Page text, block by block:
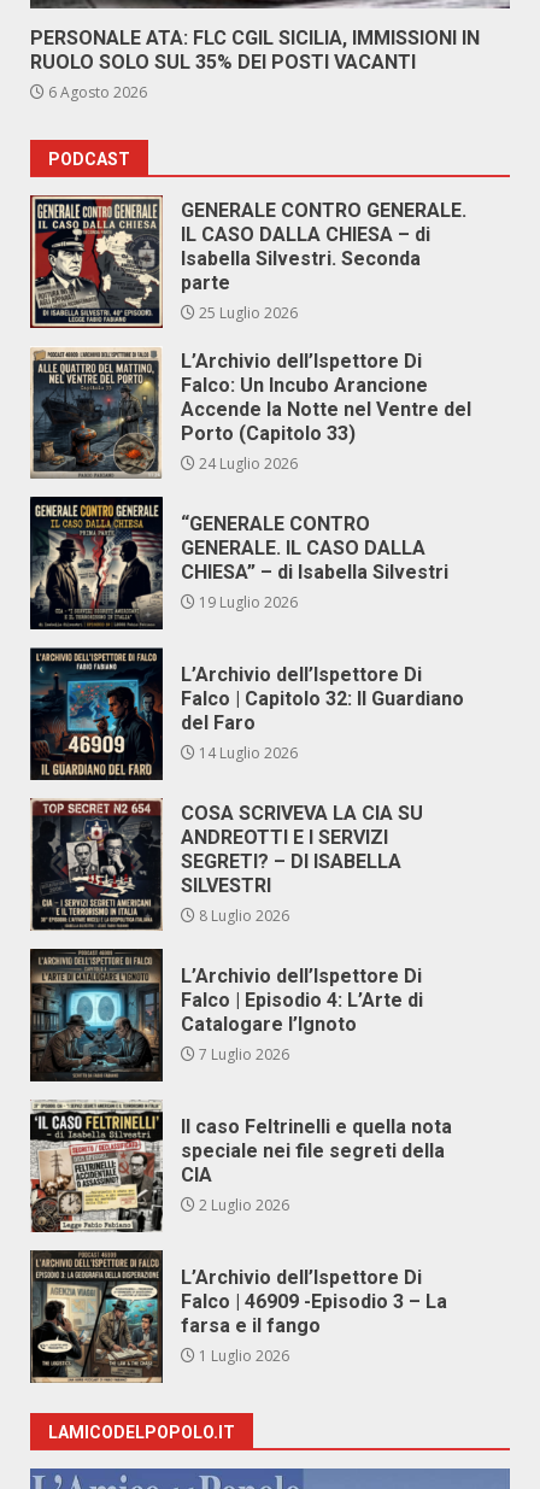
PERSONALE ATA: FLC CGIL SICILIA, IMMISSIONI IN
RUOLO SOLO SUL 35% DEI POSTI VACANTI
6 Agosto 2026
PODCAST
GENERALE CONTRO GENERALE.
IL CASO DALLA CHIESA – di
Isabella Silvestri. Seconda
parte
25 Luglio 2026
L’Archivio dell’Ispettore Di
Falco: Un Incubo Arancione
Accende la Notte nel Ventre del
Porto (Capitolo 33)
24 Luglio 2026
“GENERALE CONTRO
GENERALE. IL CASO DALLA
CHIESA” – di Isabella Silvestri
19 Luglio 2026
L’Archivio dell’Ispettore Di
Falco | Capitolo 32: Il Guardiano
del Faro
14 Luglio 2026
COSA SCRIVEVA LA CIA SU
ANDREOTTI E I SERVIZI
SEGRETI? – DI ISABELLA
SILVESTRI
8 Luglio 2026
L’Archivio dell’Ispettore Di
Falco | Episodio 4: L’Arte di
Catalogare l’Ignoto
7 Luglio 2026
Il caso Feltrinelli e quella nota
speciale nei file segreti della
CIA
2 Luglio 2026
L’Archivio dell’Ispettore Di
Falco | 46909 -Episodio 3 – La
farsa e il fango
1 Luglio 2026
LAMICODELPOPOLO.IT